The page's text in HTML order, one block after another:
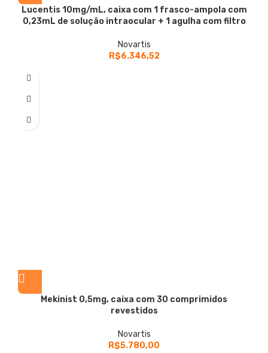
Lucentis 10mg/mL, caixa com 1 frasco-ampola com
0,23mL de solução intraocular + 1 agulha com filtro
Novartis
R$6.346,52
Mekinist 0,5mg, caixa com 30 comprimidos
revestidos
Novartis
R$5.780,00